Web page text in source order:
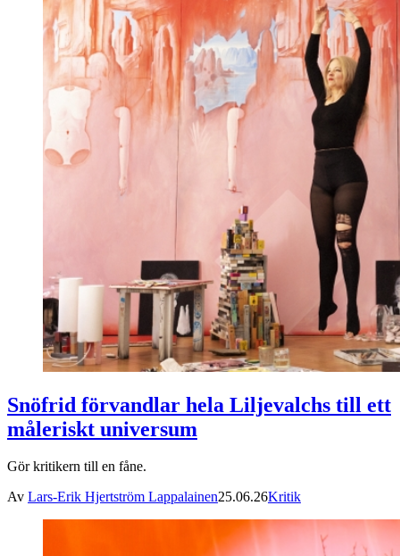
Snöfrid förvandlar hela Liljevalchs till ett
måleriskt universum
Gör kritikern till en fåne.
Av Lars-Erik Hjertström Lappalainen25.06.26Kritik